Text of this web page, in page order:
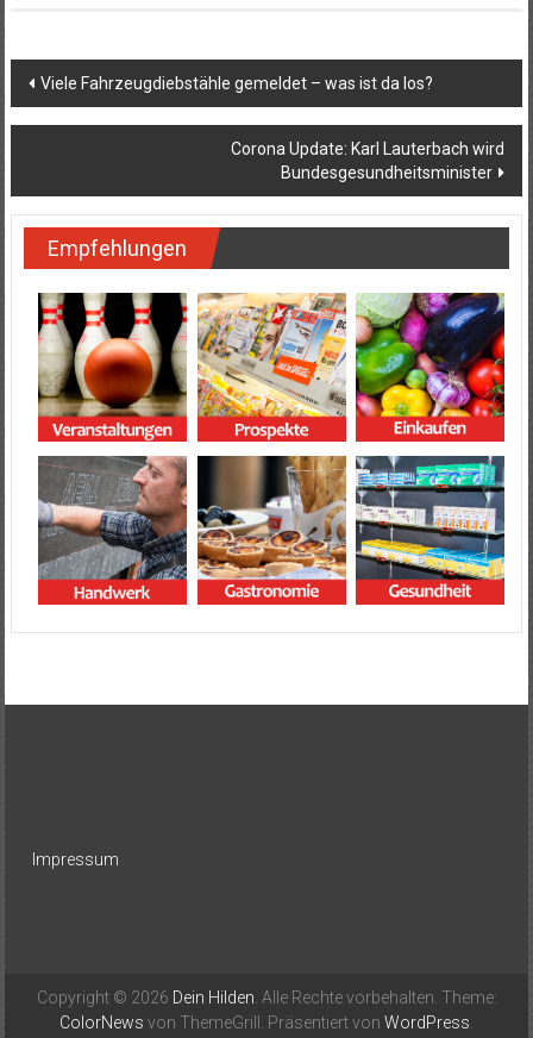
Beitragsnavigation
Viele Fahrzeugdiebstähle gemeldet – was ist da los?
Corona Update: Karl Lauterbach wird
Bundesgesundheitsminister
Empfehlungen
Impressum
Copyright © 2026 Dein Hilden . Alle Rechte vorbehalten. Theme:
ColorNews von ThemeGrill. Präsentiert von WordPress